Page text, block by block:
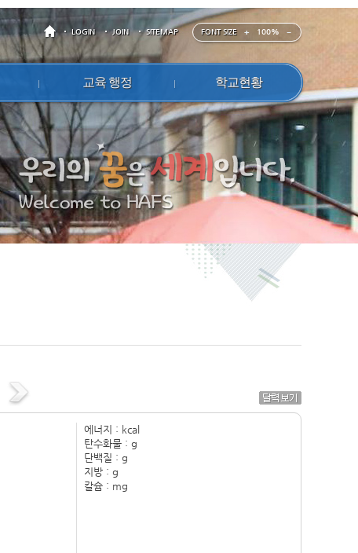
LOGIN JOIN SITEMAP FONT SIZE 100%
교육 행정 학교현황
에너지 : kcal
탄수화물 : g
단백질 : g
지방 : g
칼슘 : mg